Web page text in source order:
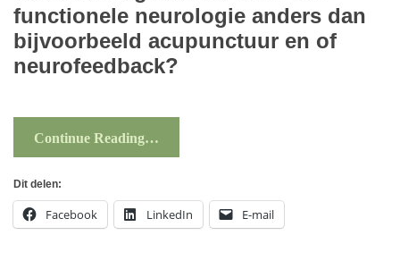
functionele neurologie anders dan
bijvoorbeeld acupunctuur en of
neurofeedback?
Continue Reading…
Dit delen:
Facebook LinkedIn E-mail